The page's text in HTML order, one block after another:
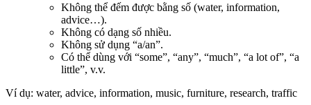
Không thể đếm được bằng số (water, information,
advice…).
Không có dạng số nhiều.
Không sử dụng “a/an”.
Có thể dùng với “some”, “any”, “much”, “a lot of”, “a
little”, v.v.
Ví dụ: water, advice, information, music, furniture, research, traffic